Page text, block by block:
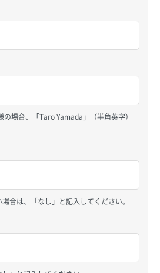
の場合、「Taro Yamada」（半角英字）
合は、「なし」と記入してください。